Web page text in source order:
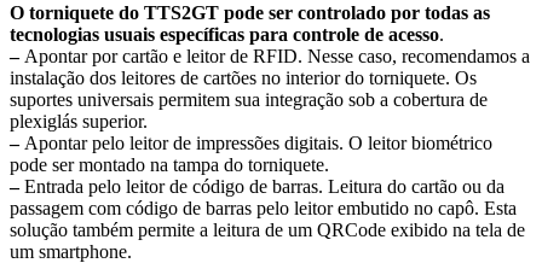
O torniquete do TTS2GT pode ser controlado por todas as
tecnologias usuais específicas para controle de acesso.
–Apontar por cartão e leitor de RFID. Nesse caso, recomendamos a
instalação dos leitores de cartões no interior do torniquete. Os
suportes universais permitem sua integração sob a cobertura de
plexiglás superior.
–Apontar pelo leitor de impressões digitais. O leitor biométrico
pode ser montado na tampa do torniquete.
–Entrada pelo leitor de código de barras. Leitura do cartão ou da
passagem com código de barras pelo leitor embutido no capô. Esta
solução também permite a leitura de um QRCode exibido na tela de
um smartphone.